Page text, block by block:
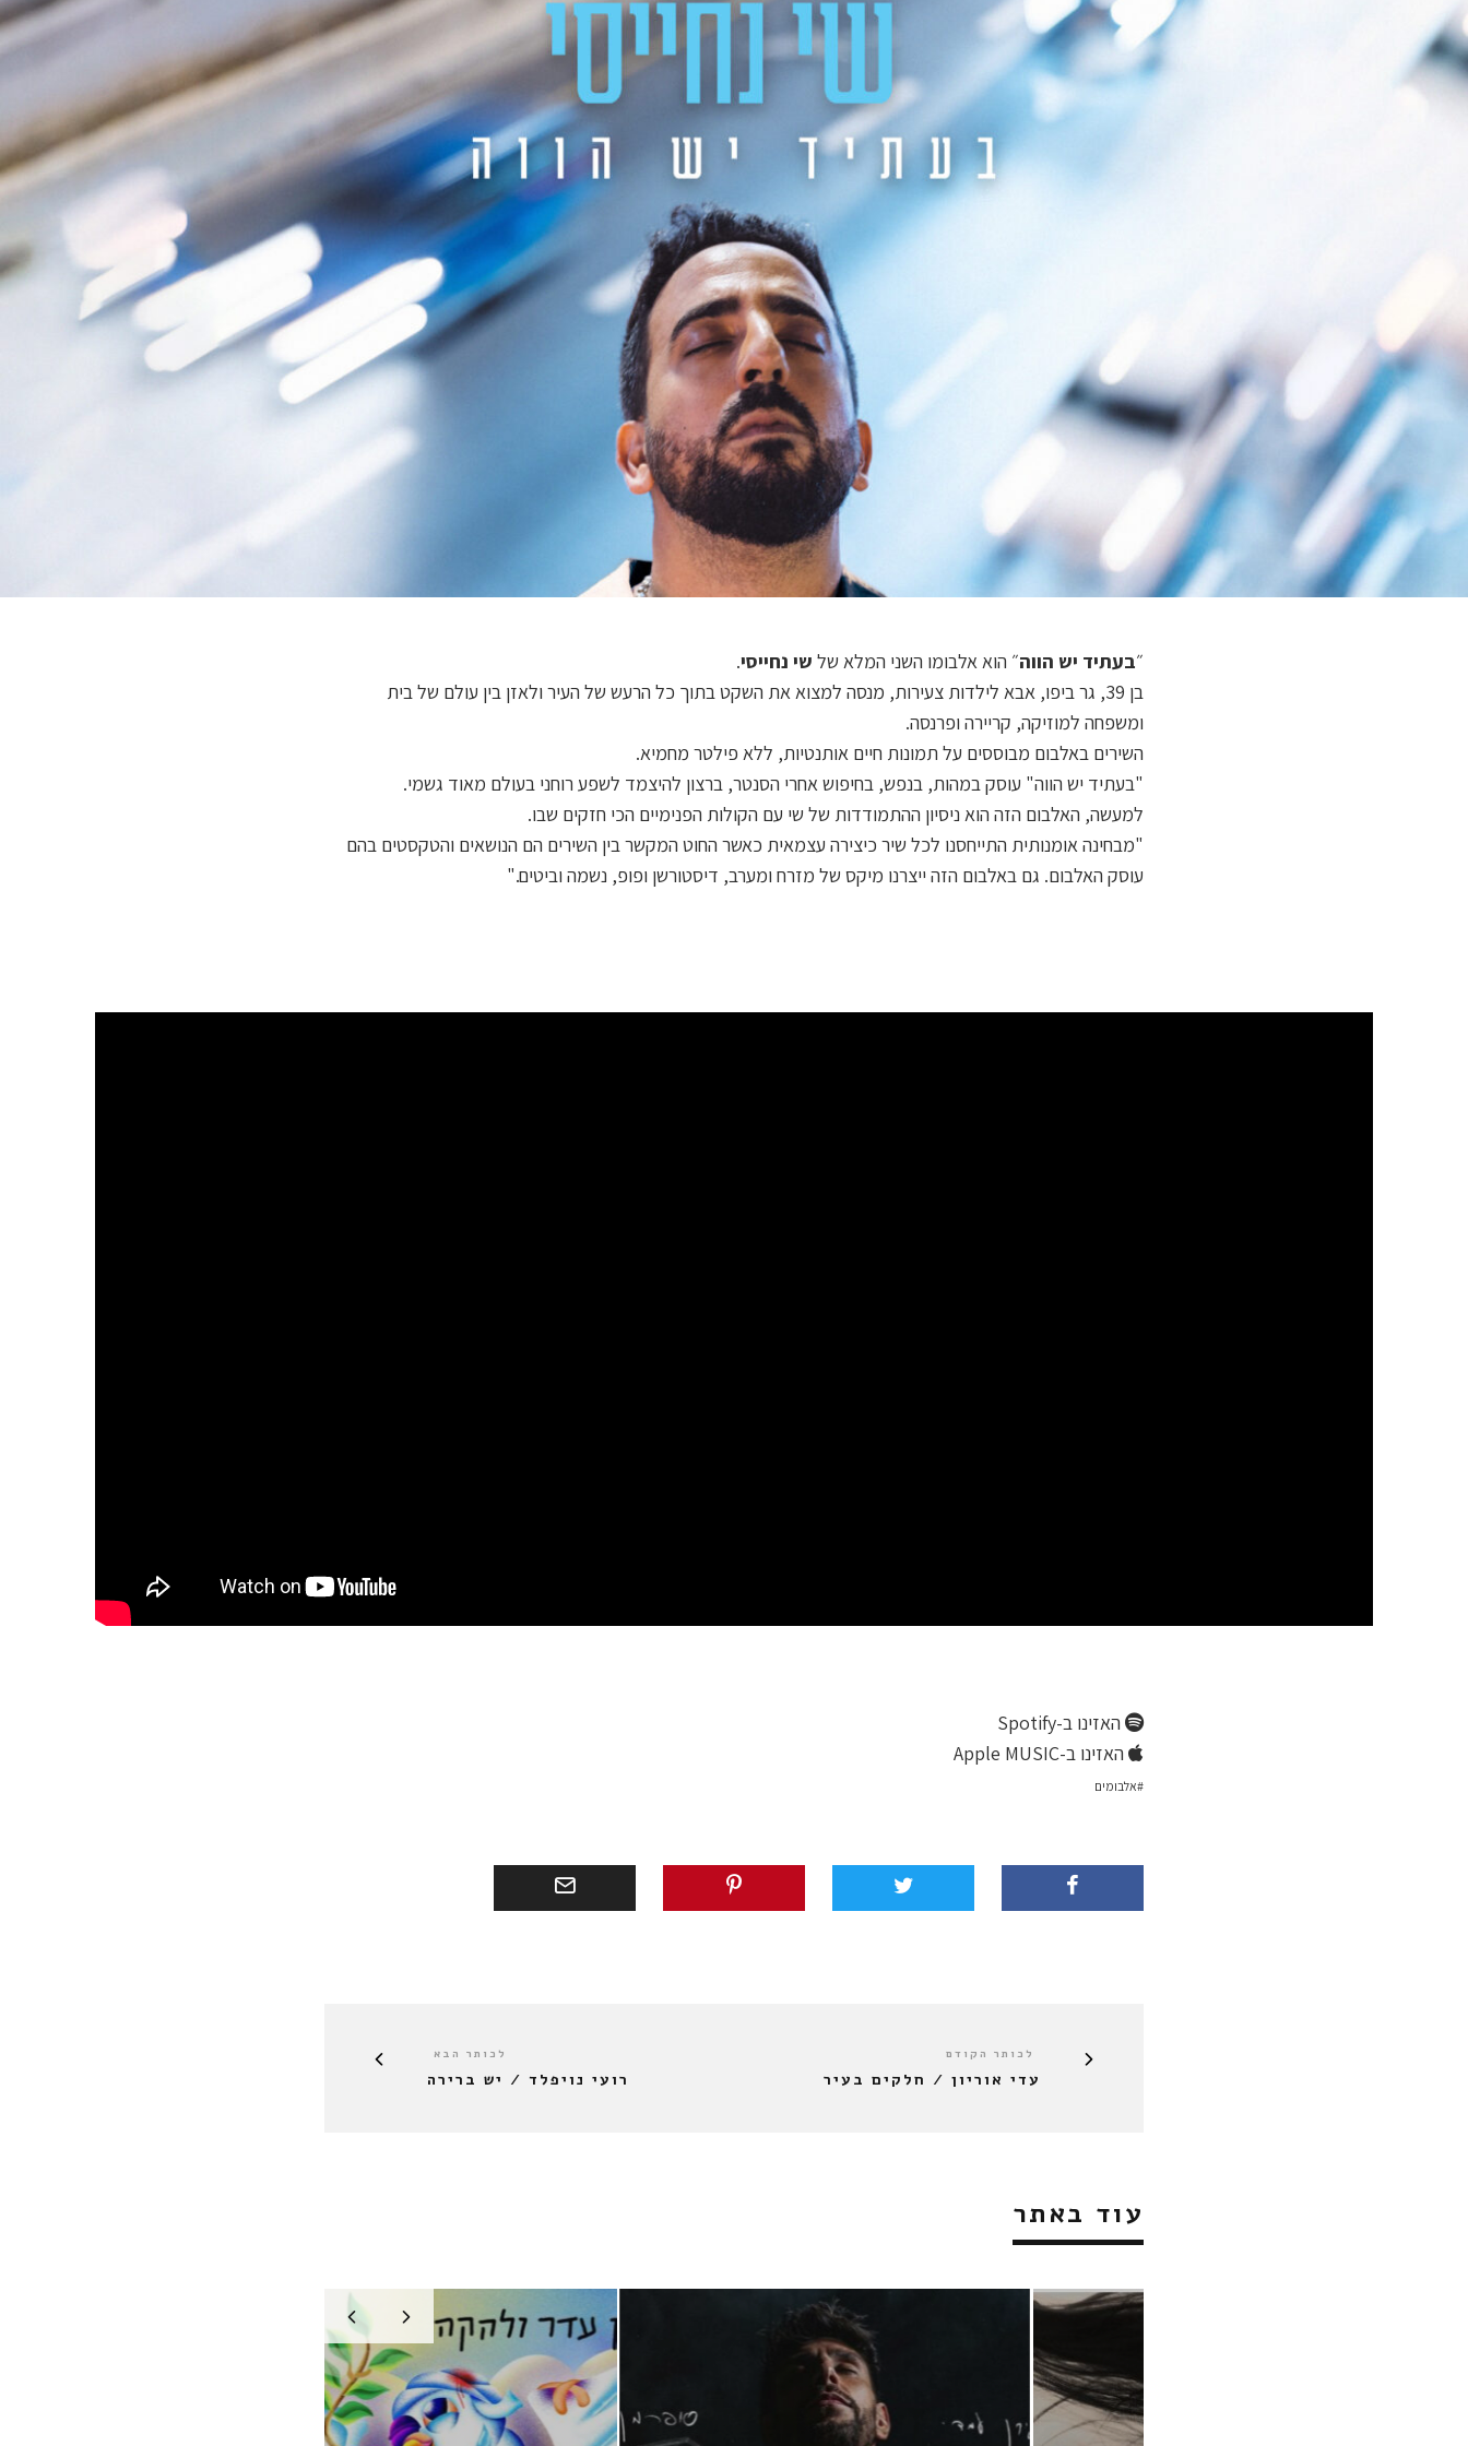
״בעתיד יש הווה״ הוא אלבומו השני המלא של שי נחייסי.
בן 39, גר ביפו, אבא לילדות צעירות, מנסה למצוא את השקט בתוך כל הרעש של העיר ולאזן בין עולם של בית
ומשפחה למוזיקה, קריירה ופרנסה.
השירים באלבום מבוססים על תמונות חיים אותנטיות, ללא פילטר מחמיא.
"בעתיד יש הווה" עוסק במהות, בנפש, בחיפוש אחרי הסנטר, ברצון להיצמד לשפע רוחני בעולם מאוד גשמי.
למעשה, האלבום הזה הוא ניסיון ההתמודדות של שי עם הקולות הפנימיים הכי חזקים שבו.
"מבחינה אומנותית התייחסנו לכל שיר כיצירה עצמאית כאשר החוט המקשר בין השירים הם הנושאים והטקסטים בהם
עוסק האלבום. גם באלבום הזה ייצרנו מיקס של מזרח ומערב, דיסטורשן ופופ, נשמה וביטים."
האזינו ב-Spotify
האזינו ב-Apple MUSIC
אלבומים
לכותר הקודם
עדי אוריון / חלקים בעיר
לכותר הבא
רועי נויפלד / יש ברירה
עוד באתר